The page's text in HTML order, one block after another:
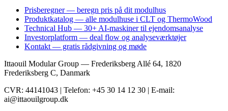
Prisberegner — beregn pris på dit modulhus
Produktkatalog — alle modulhuse i CLT og ThermoWood
Technical Hub — 30+ AI-maskiner til ejendomsanalyse
Investorplatform — deal flow og analyseværktøjer
Kontakt — gratis rådgivning og møde
Ittaouil Modular Group — Frederiksberg Allé 64, 1820
Frederiksberg C, Danmark
CVR: 44141043 | Telefon: +45 30 14 12 30 | E-mail:
ai@ittaouilgroup.dk